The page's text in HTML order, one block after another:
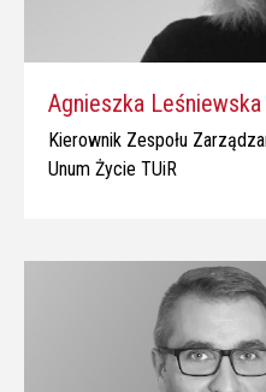
Agnieszka Leśniewska
Kierownik Zespołu
Unum Życie TUiR